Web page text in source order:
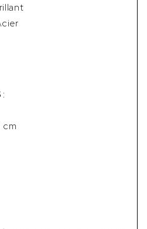
cm